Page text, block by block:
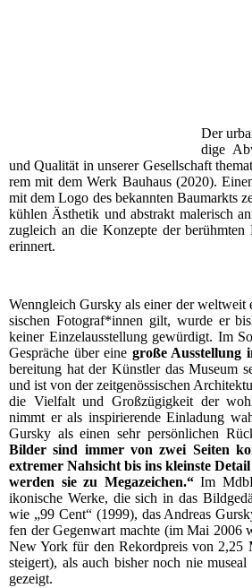
Der
di­ge
und Qua­li­tät in unse­rer Gesell­schaft
rem mit dem Werk Bau­haus (2020).
mit dem Logo des bekann­ten Bau­markts
küh­len Ästhe­tik und abs­trakt male­risch
zugleich an die Kon­zep­te der berühm­ten
erinnert.
Wenn­gleich Gurs­ky als einer der welt­weit
si­schen Fotograf*innen gilt, wur­de er
kei­ner Ein­zel­aus­stel­lung gewür­digt. Im
Gesprä­che über eine gro­ße Aus­stel­lung
be­rei­tung hat der Künst­ler das Muse­um
und ist von der zeit­ge­nös­si­schen
die Viel­falt und Groß­zü­gig­keit der
nimmt er als inspi­rie­ren­de Ein­la­dung
Gurs­ky als einen sehr per­sön­li­chen
Bil­der sind immer von zwei Sei­ten
extre­mer Nah­sicht bis ins kleins­te
wer­den sie zu Mega­zei­chen.“Im
iko­ni­sche Wer­ke, die sich in das
wie „99 Cent“ (1999), das Andre­as
fen der Gegen­wart mach­te (im Mai 2006
New York für den Rekord­preis von
stei­gert), als auch bis­her noch nie muse­al
gezeigt.